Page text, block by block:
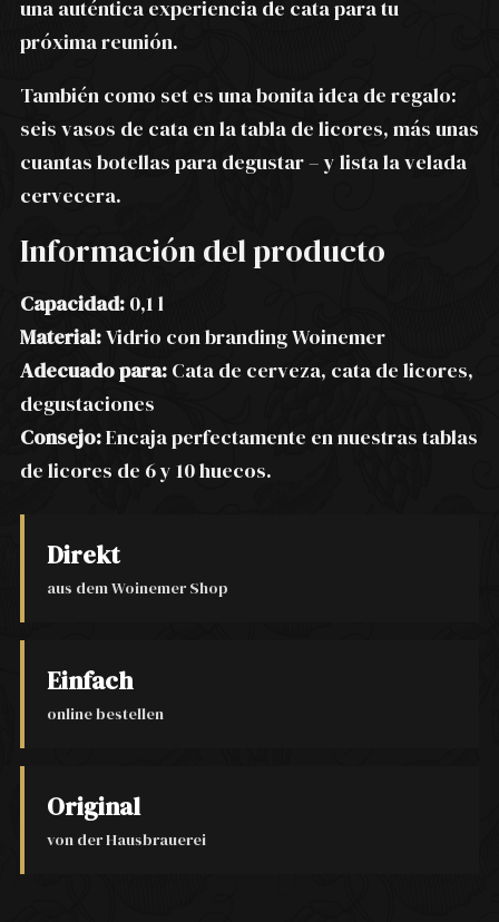
una auténtica experiencia de cata para tu
próxima reunión.
También como set es una bonita idea de regalo:
seis vasos de cata en la tabla de licores, más unas
cuantas botellas para degustar – y lista la velada
cervecera.
Información del producto
Capacidad: 0,1 l
Material:Vidrio con branding Woinemer
Adecuado para: Cata de cerveza, cata de licores,
degustaciones
Consejo:Encaja perfectamente en nuestras tablas
de licores de 6 y 10 huecos.
Direkt
aus dem Woinemer Shop
Einfach
online bestellen
Original
von der Hausbrauerei